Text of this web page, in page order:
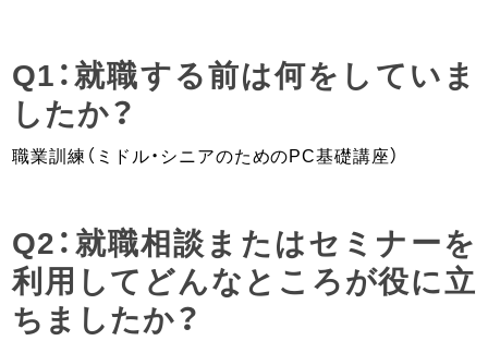
Q1：就職する前は何をしていま
したか？
職業訓練（ミドル・シニアのためのPC基礎講座）
Q2：就職相談またはセミナーを
利用してどんなところが役に立
ちましたか？